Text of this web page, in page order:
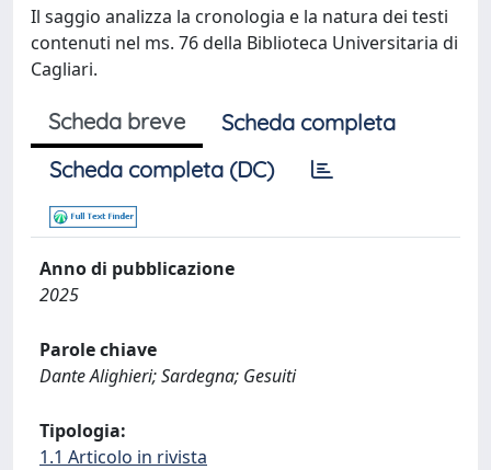
Il saggio analizza la cronologia e la natura dei testi
contenuti nel ms. 76 della Biblioteca Universitaria di
Cagliari.
Scheda breve
Scheda completa
Scheda completa (DC)
Anno di pubblicazione
2025
Parole chiave
Dante Alighieri; Sardegna; Gesuiti
Tipologia:
1.1 Articolo in rivista